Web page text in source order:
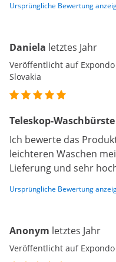
Ursprüngliche Bewertung
Daniela letztes Jahr
Veröffentlicht auf Expondo
Slovakia
Teleskop-Waschbürste
Ich bewerte das
leichteren Waschen
Lieferung und sehr
Ursprüngliche Bewertung
Anonym letztes Jahr
Veröffentlicht auf Expondo